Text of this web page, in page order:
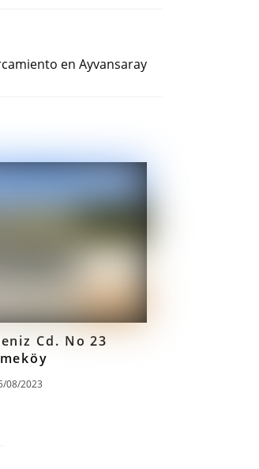
en Ayvansaray
Cd. No 23
08/2023